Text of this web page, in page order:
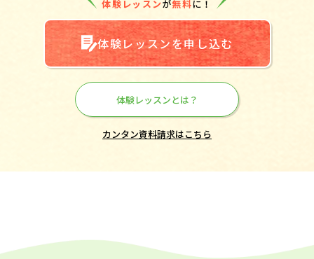
体験レッスンが無料に！
体験レッスンを申し込む
体験レッスンとは？
カンタン資料請求はこちら